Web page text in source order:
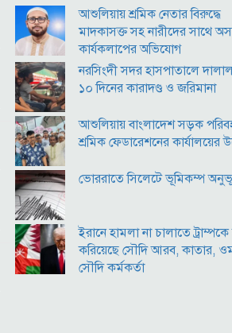
উপমহাদেশের প্রভাবশালী ১০ সুফি সাধক
প্রতারণা মামলায় সালমান খানকে
কোটি টাকার মৃত্যু ভাতার লোভে সেনাদের
এলো চাঞ্চল্যকর অভিযোগ
হিরোশিমা-নাগাসাকি হামলার ৮১ বছর: বর্তমান
পারমাণবিক পরিস্থিতি কি?
আশুলিয়ায় শ্রমিক নেতার বিরুদ্ধে
মাদকাসক্ত সহ নারীদের সাথে
কার্যকলাপের অভিযোগ
নরসিংদী সদর হাসপাতালে
১০ দিনের কারাদণ্ড ও জরিমানা
আশুলিয়ায় বাংলাদেশ সড়ক
শ্রমিক ফেডারেশনের কার্যালয়ের
ভোররাতে সিলেটে ভূমিকম্প
ইরানে হামলা না চালাতে ট্রাম্পকে
করিয়েছে সৌদি আরব, কাতার,
সৌদি কর্মকর্তা